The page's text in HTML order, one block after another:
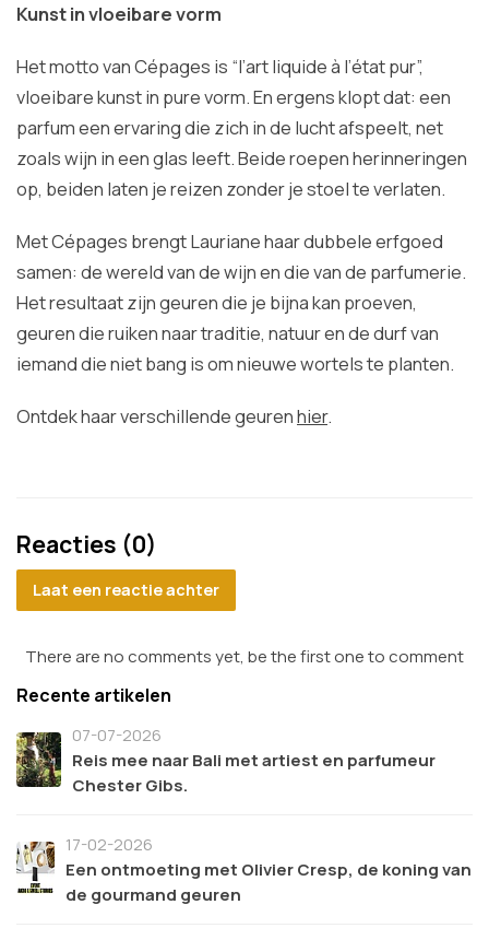
Kunst in vloeibare vorm
Het motto van Cépages is “l’art liquide à l’état pur”,
vloeibare kunst in pure vorm. En ergens klopt dat: een
parfum een ervaring die zich in de lucht afspeelt, net
zoals wijn in een glas leeft. Beide roepen herinneringen
op, beiden laten je reizen zonder je stoel te verlaten.
Met Cépages brengt Lauriane haar dubbele erfgoed
samen: de wereld van de wijn en die van de parfumerie.
Het resultaat zijn geuren die je bijna kan proeven,
geuren die ruiken naar traditie, natuur en de durf van
iemand die niet bang is om nieuwe wortels te planten.
Ontdek haar verschillende geurenhier.
Reacties (0)
Laat een reactie achter
There are no comments yet, be the first one to comment
Recente artikelen
07-07-2026
Reis mee naar Bali met artiest en parfumeur
Chester Gibs.
17-02-2026
Een ontmoeting met Olivier Cresp, de koning van
de gourmand geuren